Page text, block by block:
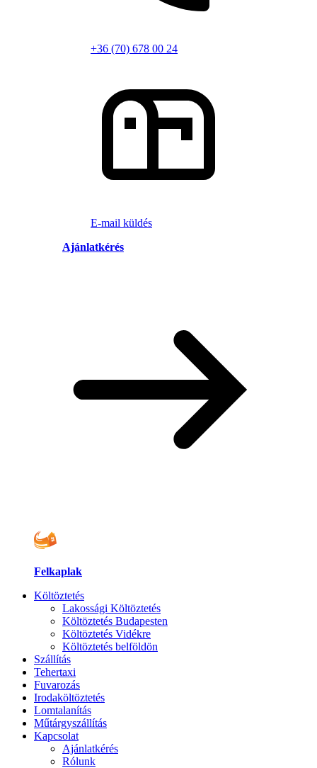
+36 (70) 678 00 24
E-mail küldés
Ajánlatkérés
Felkaplak
Költöztetés
Lakossági Költöztetés
Költöztetés Budapesten
Költöztetés Vidékre
Költöztetés belföldön
Szállítás
Tehertaxi
Fuvarozás
Irodaköltöztetés
Lomtalanítás
Műtárgyszállítás
Kapcsolat
Ajánlatkérés
Rólunk